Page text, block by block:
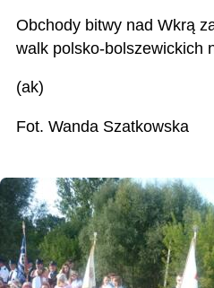
Obchody bitwy nad Wkrą
walk polsko-bolszewickich
(ak)
Fot. Wanda Szatkowska